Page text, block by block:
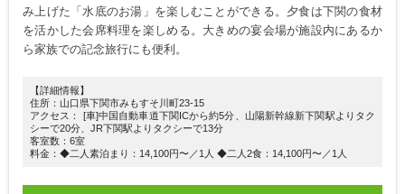
み上げた「水底のお湯」を楽しむことができる。夕食は下関の食材
を活かした会席料理を楽しめる。大きめの宴会場が施設内にあるか
ら家族での記念旅行にも便利。
【詳細情報】
住所：山口県下関市みもすそ川町23-15
アクセス： [車]中国自動車道下関ICから約5分、山陽新幹線新下関駅よりタク
シーで20分、JR下関駅よりタクシーで13分
客室数：6室
料金：◆二人素泊まり：14,100円〜／1人 ◆二人2食：14,100円〜／1人